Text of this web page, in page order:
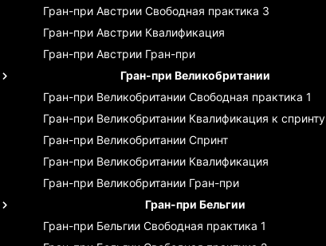
Гран-при Австрии Свободная практика 3
Гран-при Австрии Квалификация
Гран-при Австрии Гран-при
Гран-при Великобритании
Гран-при Великобритании Свободная практика 1
Гран-при Великобритании Квалификация к спринту
Гран-при Великобритании Спринт
Гран-при Великобритании Квалификация
Гран-при Великобритании Гран-при
Гран-при Бельгии
Гран-при Бельгии Свободная практика 1